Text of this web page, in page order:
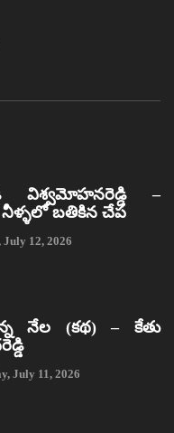
విశ్వమోహనరెడ్డి –
బతికిన చేప
July 12, 2026
నేల (కథ) – కేతు
July 11, 2026